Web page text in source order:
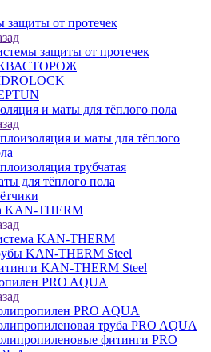
защиты от протечек
защиты от протечек
и маты для тёплого пола
и маты для тёплого
трубчатая
для тёплого пола
KAN-THERM
KAN-THERM
KAN-THERM Steel
KAN-THERM Steel
PRO AQUA
PRO AQUA
труба PRO AQUA
фитинги PRO